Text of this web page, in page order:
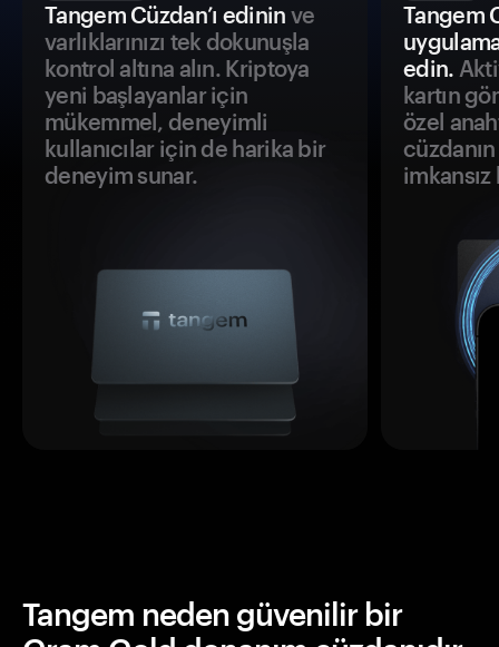
Tangem Cüzdan’ı edinin ve
varlıklarınızı tek dokunuşla
kontrol altına alın. Kriptoya
yeni başlayanlar için
mükemmel, deneyimli
kullanıcılar için de harika bir
deneyim sunar.
Tangem
edin.
kartın
özel
Tangem neden güvenilir bir